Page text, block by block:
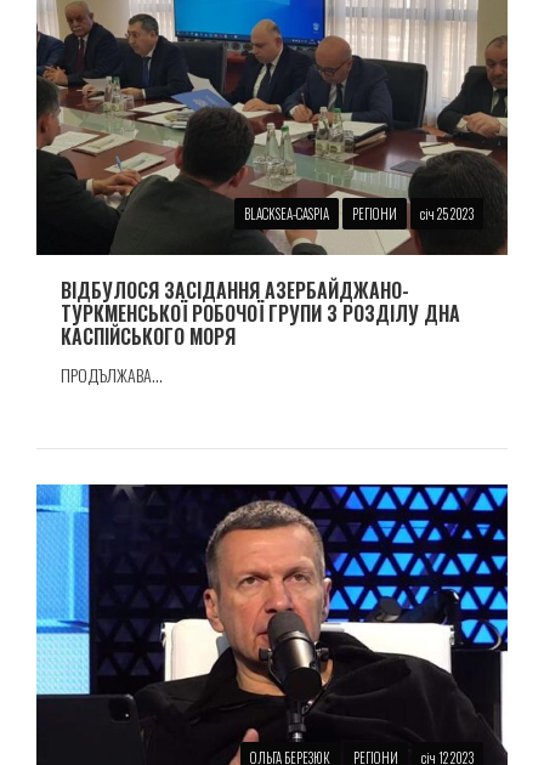
BLACKSEA-CASPIA РЕГІОНИ січ 25 2023
ВІДБУЛОСЯ ЗАСІДАННЯ АЗЕРБАЙДЖАНО-
ТУРКМЕНСЬКОЇ РОБОЧОЇ ГРУПИ З РОЗДІЛУ ДНА
КАСПІЙСЬКОГО МОРЯ
ПРОДЪЛЖАВА...
ОЛЬГА БЕРЕЗЮК РЕГІОНИ січ 12 2023